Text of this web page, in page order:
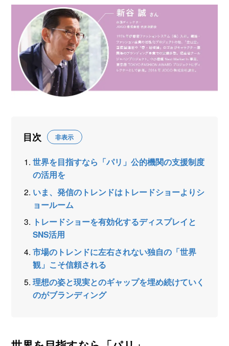
目次 非表示
世界を目指すなら「パリ」公的機関の支援制度
の活用を
いま、発信のトレンドはトレードショーよりシ
ョールーム
トレードショーを有効化するディスプレイと
SNS活用
市場のトレンドに左右されない独自の「世界
観」こそ信頼される
理想の姿と現実とのギャップを埋め続けていく
のがブランディング